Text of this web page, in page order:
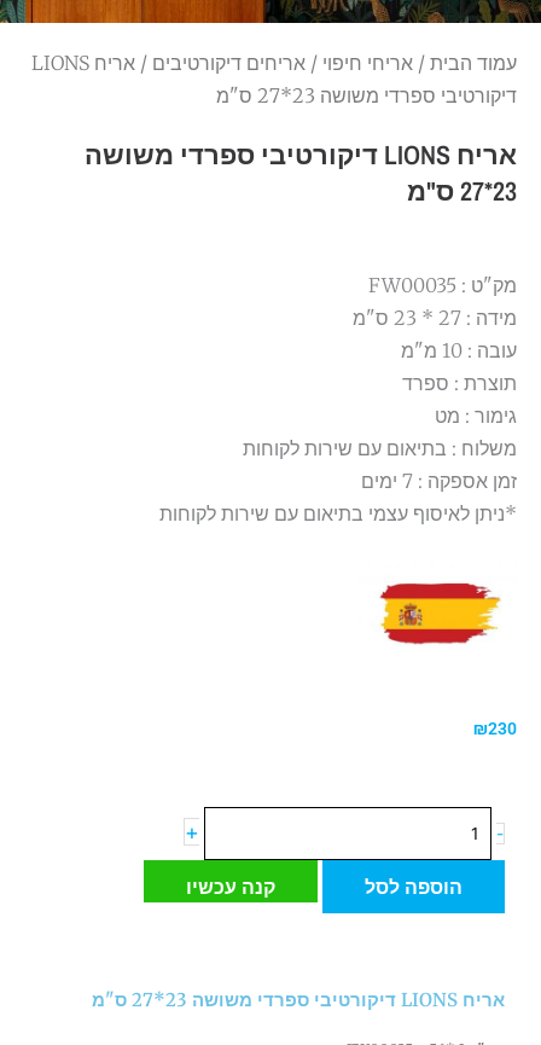
עמוד הבית / אריחי חיפוי / אריחים דיקורטיבים
/ אריח LIONS
דיקורטיבי ספרדי משושה 23*27 ס"מ
אריח LIONS דיקורטיבי ספרדי משושה
23*27 ס"מ
מק"ט : FW00035
מידה : 27 * 23 ס"מ
עובה : 10 מ"מ
תוצרת : ספרד
גימור : מט
משלוח : בתיאום עם שירות לקוחות
זמן אספקה : 7 ימים
*ניתן לאיסוף עצמי בתיאום עם שירות לקוחות
₪230
-
של
LIONS
23*27
+
הוספה לסל קנה עכשיו
אריח LIONS דיקורטיבי ספרדי משושה 23*27 ס"מ